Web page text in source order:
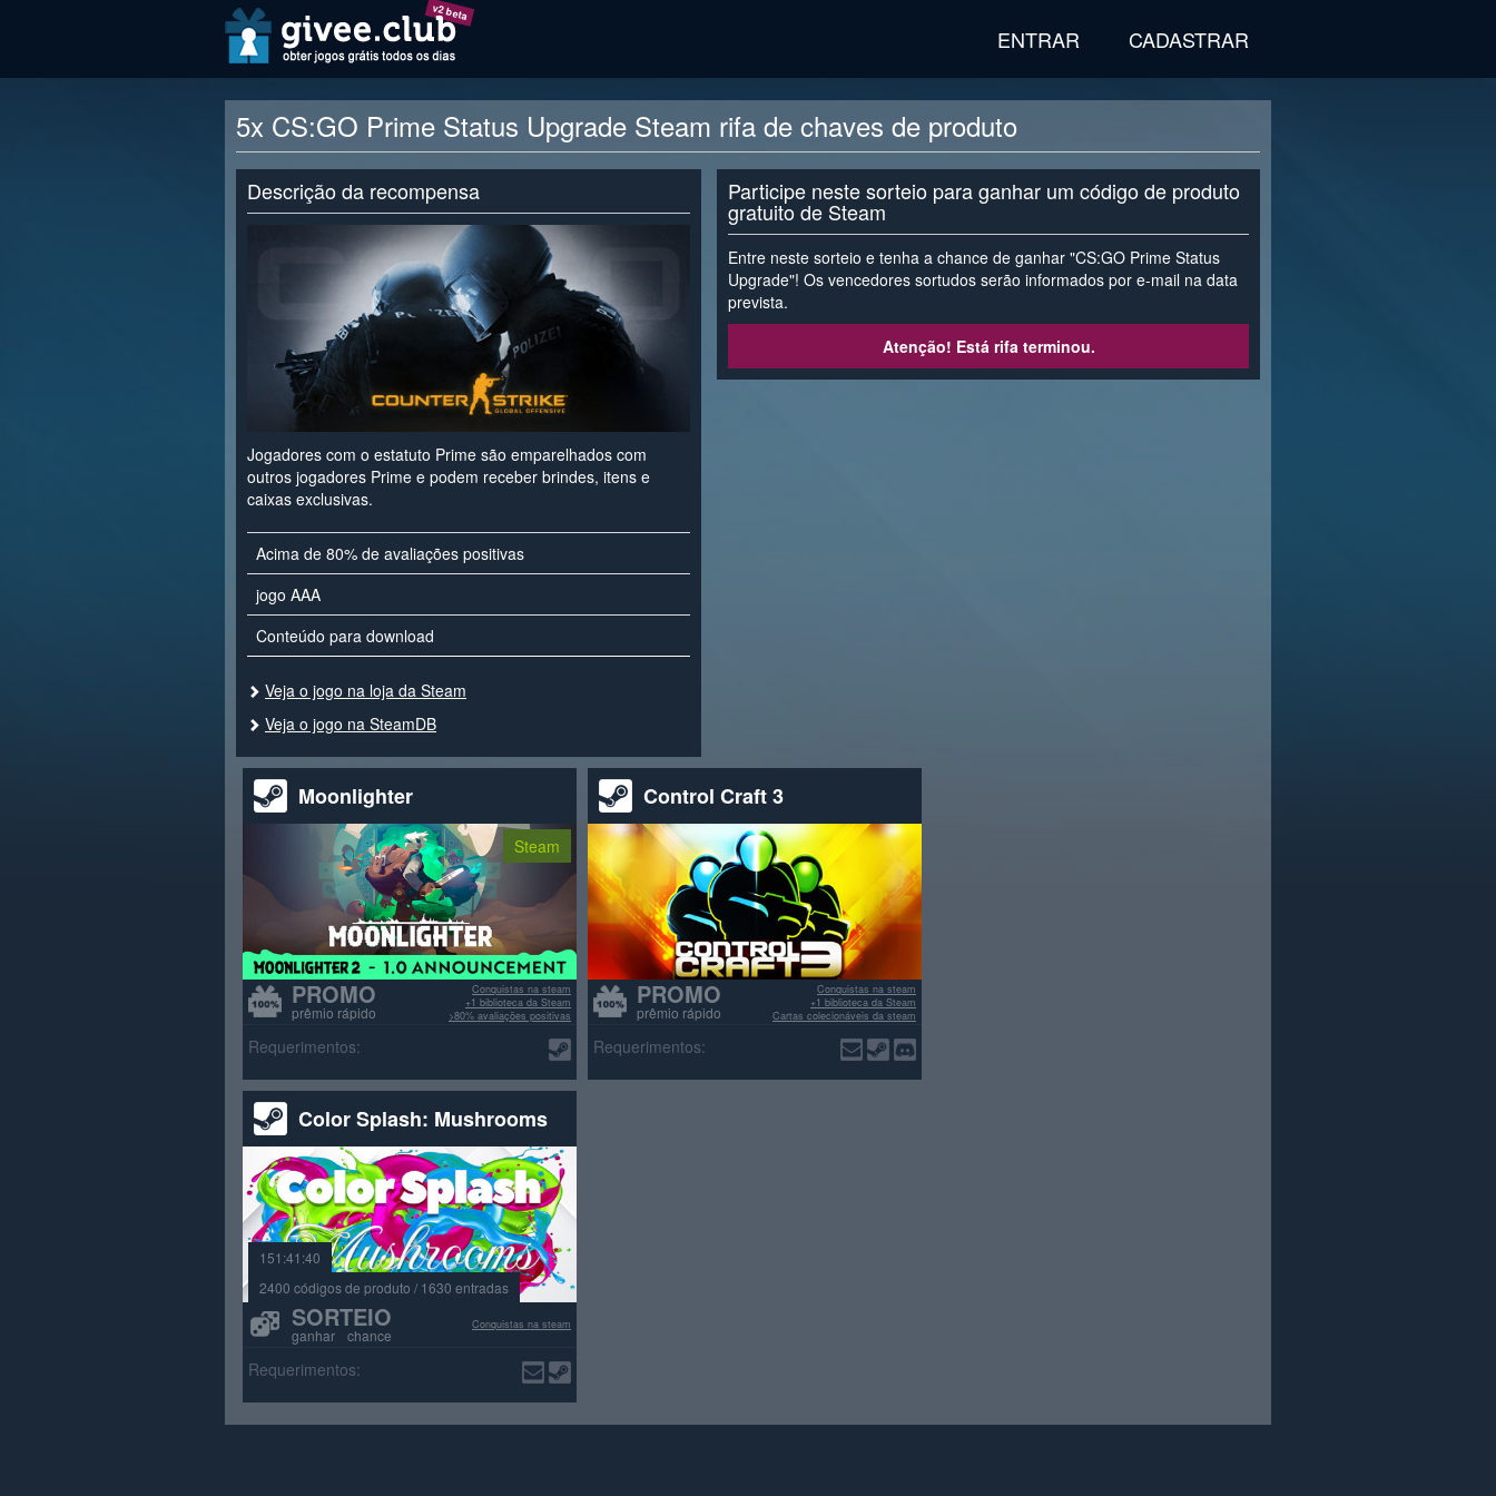
v2 beta
ENTRAR CADASTRAR
5x CS:GO Prime Status Upgrade Steam rifa de chaves de produto
Descrição da recompensa
Jogadores com o estatuto Prime são emparelhados com
outros jogadores Prime e podem receber brindes, itens e
caixas exclusivas.
Acima de 80% de avaliações positivas
jogo AAA
Conteúdo para download
Veja o jogo na loja da Steam
Veja o jogo na SteamDB
Participe neste sorteio para ganhar um código de produto
gratuito de Steam
Entre neste sorteio e tenha a chance de ganhar "CS:GO Prime Status
Upgrade"! Os vencedores sortudos serão informados por e-mail na data
prevista.
Atenção! Está rifa terminou.
Moonlighter
Steam
PROMO
prêmio rápido
Conquistas na steam
+1 biblioteca da Steam
>80% avaliações positivas
Requerimentos:
Control Craft 3
PROMO
prêmio rápido
Conquistas na steam
+1 biblioteca da Steam
Cartas colecionáveis da steam
Requerimentos:
Color Splash: Mushrooms
151:41:40
2400 códigos de produto / 1630 entradas
SORTEIO
ganhar chance
Conquistas na steam
Requerimentos: